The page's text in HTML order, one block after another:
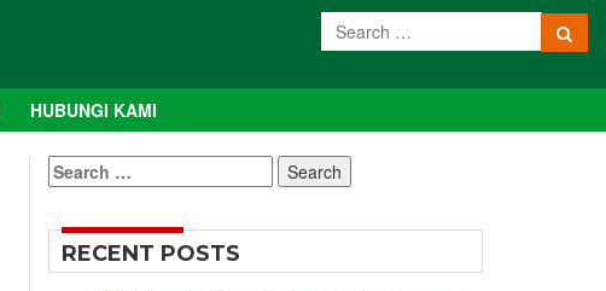
HUBUNGI KAMI
Search
for:
RECENT POSTS